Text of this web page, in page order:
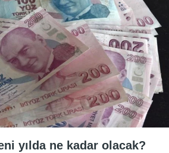
yılda ne kadar olacak?